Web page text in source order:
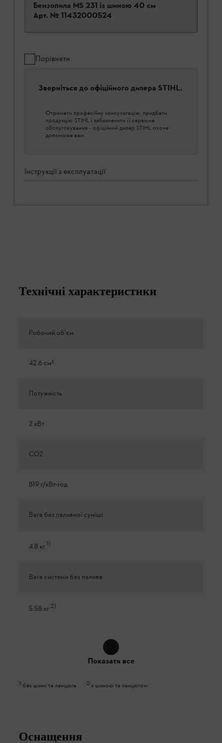
Бензопила MS 231 із шиною 40 см
Арт. № 11432000524
Порівняти
Зверніться до офіційного дилера STIHL.
Отримати професійну консультацію, придбати
продукцію STIHL і забезпечити її сервісне
обслуговування - офіційний дилер STIHL охоче
допоможе вам.
Інструкції з експлуатації
Технічні характеристики
Робочий об’єм
42.6 см³
Потужність
2 кВт
CO2
819 г/кВт-год
Вага без паливної суміші
4.8 кг1)
Вага системи без палива
5.58 кг 2)
Показати все
1) без шини та ланцюга 2) з шиною та ланцюгом
Оснащення